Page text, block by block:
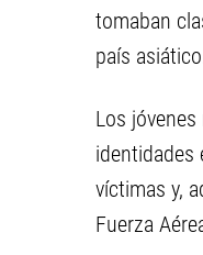
tomaban
país
Los
identidades
víctimas y,
Fuerza